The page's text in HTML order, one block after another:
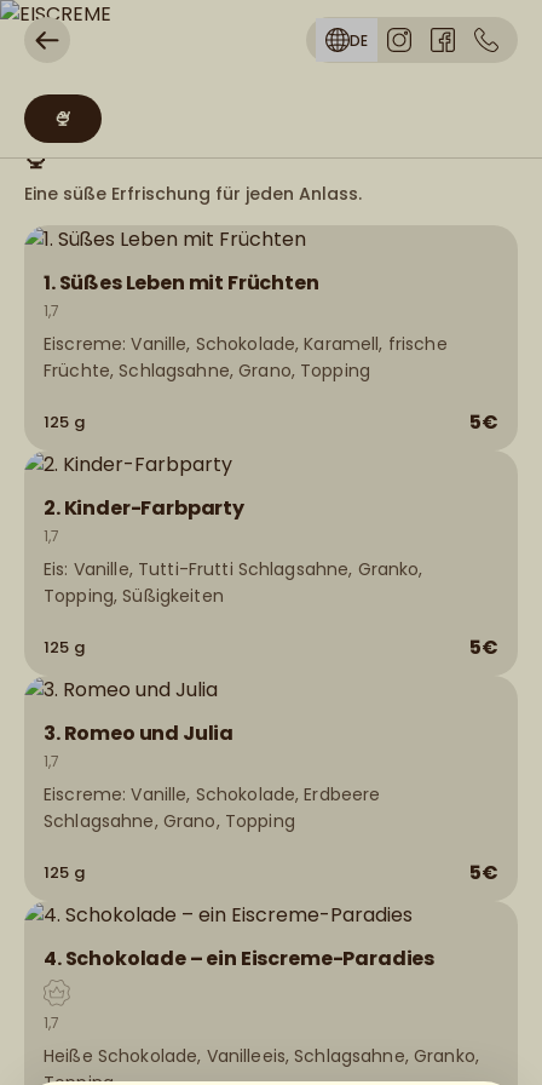
DE
🍨
🍨
Eine süße Erfrischung für jeden Anlass.
1. Süßes Leben mit Früchten
1,7
Eiscreme: Vanille, Schokolade, Karamell, frische
Früchte, Schlagsahne, Grano, Topping
125 g 5€
2. Kinder-Farbparty
1,7
Eis: Vanille, Tutti-Frutti Schlagsahne, Granko,
Topping, Süßigkeiten
125 g 5€
3. Romeo und Julia
1,7
Eiscreme: Vanille, Schokolade, Erdbeere
Schlagsahne, Grano, Topping
125 g 5€
4. Schokolade – ein Eiscreme-Paradies
1,7
Heiße Schokolade, Vanilleeis, Schlagsahne, Granko,